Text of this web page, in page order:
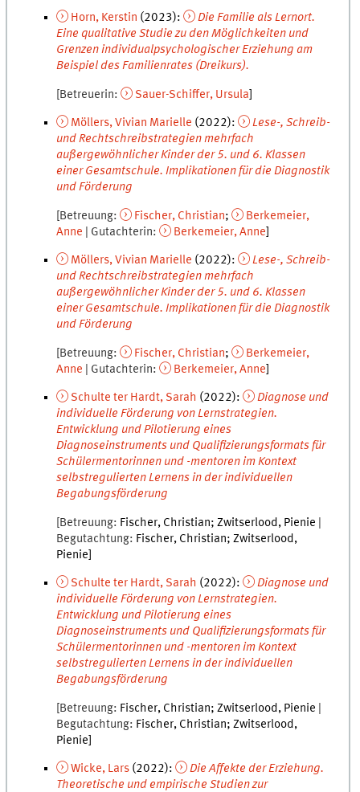
Horn, Kerstin (2023):
Die Familie als Lernort.
Eine qualitative Studie zu den Möglichkeiten und
Grenzen individualpsychologischer Erziehung am
Beispiel des Familienrates (Dreikurs).
Betreuerin Sauer-Schiffer, Ursula
Möllers,Vivian Marielle (2022):
Lese-, Schreib-
und Rechtschreibstrategien mehrfach
außergewöhnlicher Kinder der 5. und 6. Klassen
einer Gesamtschule. Implikationen für die Diagnostik
und Förderung
Betreuung Fischer, Christian Berkemeier,
Anne
Gutachterin Berkemeier,Anne
Möllers,Vivian Marielle (2022):
Lese-, Schreib-
und Rechtschreibstrategien mehrfach
außergewöhnlicher Kinder der 5. und 6. Klassen
einer Gesamtschule. Implikationen für die Diagnostik
und Förderung
Betreuung Fischer, Christian Berkemeier,
Anne
Gutachterin Berkemeier,Anne
Schulte ter Hardt, Sarah (2022):
Diagnose und
individuelle Förderung von Lernstrategien.
Entwicklung und Pilotierung eines
Diagnoseinstruments und Qualifizierungsformats für
Schülermentorinnen und -mentoren im Kontext
selbstregulierten Lernens in der individuellen
Begabungsförderung
Betreuung Fischer, Christian Zwitserlood, Pienie
Begutachtung Fischer, Christian Zwitserlood,
Pienie
Schulte ter Hardt, Sarah (2022):
Diagnose und
individuelle Förderung von Lernstrategien.
Entwicklung und Pilotierung eines
Diagnoseinstruments und Qualifizierungsformats für
Schülermentorinnen und -mentoren im Kontext
selbstregulierten Lernens in der individuellen
Begabungsförderung
Betreuung Fischer, Christian Zwitserlood, Pienie
Begutachtung Fischer, Christian Zwitserlood,
Pienie
Wicke, Lars (2022):
Die Affekte der Erziehung.
Theoretische und empirische Studien zur